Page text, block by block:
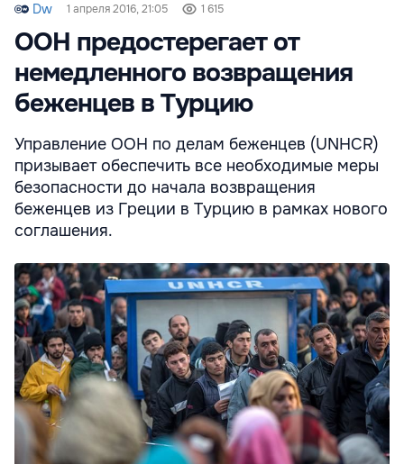
Dw 1 апреля 2016, 21:05 1 615
ООН предостерегает от
немедленного возвращения
беженцев в Турцию
Управление ООН по делам беженцев (UNHCR)
призывает обеспечить все необходимые меры
безопасности до начала возвращения
беженцев из Греции в Турцию в рамках нового
соглашения.